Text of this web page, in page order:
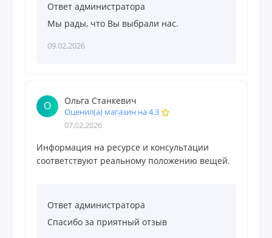
Ответ администратора
Мы рады, что Вы выбрали нас.
09.02.2026
О Ольга Станкевич
Оценил(а) магазин на 4.3
07.02.2026
Информация на ресурсе и консультации
соответствуют реальному положению вещей.
Ответ администратора
Спасибо за приятный отзыв